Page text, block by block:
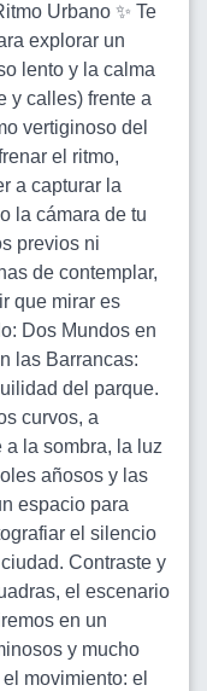
Urbano ✨ Te
explorar un
lento y la calma
y calles) frente a
vertiginoso del
el ritmo,
a capturar la
la cámara de tu
previos ni
de contemplar,
que mirar es
Dos Mundos en
las Barrancas:
del parque.
curvos, a
la sombra, la luz
añosos y las
espacio para
el silencio
Contraste y
el escenario
en un
y mucho
movimiento: el